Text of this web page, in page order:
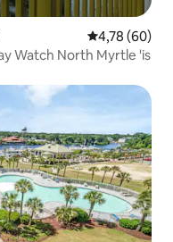
Keskmine
4,78 (60)
Watch North Myrtle 'is